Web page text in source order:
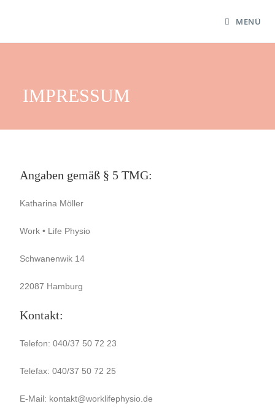
MENÜ
IMPRESSUM
Angaben gemäß § 5 TMG:
Katharina Möller
Work • Life Physio
Schwanenwik 14
22087 Hamburg
Kontakt:
Telefon: 040/37 50 72 23
Telefax: 040/37 50 72 25
E-Mail: kontakt@worklifephysio.de